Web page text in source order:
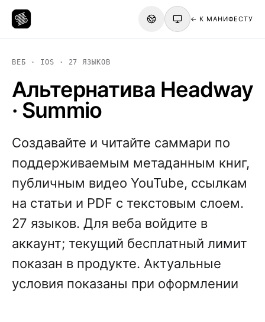
← К МАНИФЕСТУ
ВЕБ · IOS · 27 ЯЗЫКОВ
Альтернатива Headway
· Summio
Создавайте и читайте саммари по
поддерживаемым метаданным книг,
публичным видео YouTube, ссылкам
на статьи и PDF с текстовым слоем.
27 языков. Для веба войдите в
аккаунт; текущий бесплатный лимит
показан в продукте. Актуальные
условия показаны при оформлении